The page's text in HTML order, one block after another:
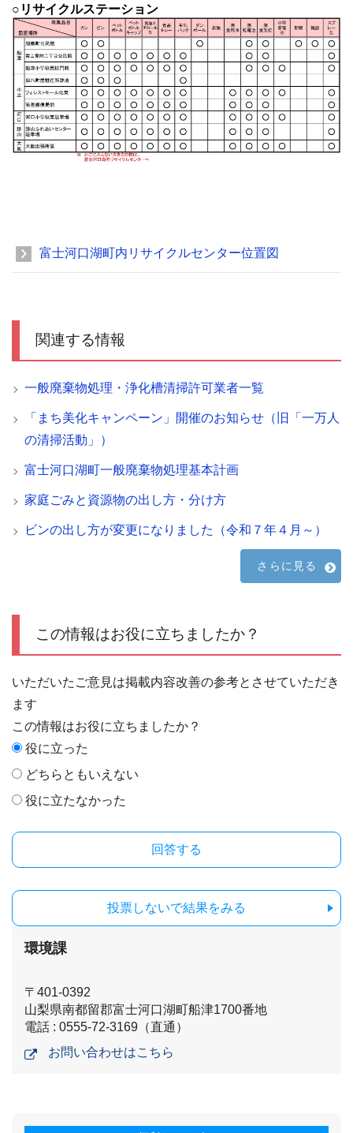
○リサイクルステーション
富士河口湖町内リサイクルセンター位置図
関連する情報
一般廃棄物処理・浄化槽清掃許可業者一覧
「まち美化キャンペーン」開催のお知らせ（旧「一万人
の清掃活動」）
富士河口湖町一般廃棄物処理基本計画
家庭ごみと資源物の出し方・分け方
ビンの出し方が変更になりました（令和７年４月～）
さらに見る
この情報はお役に立ちましたか？
いただいたご意見は掲載内容改善の参考とさせていただき
ます
この情報はお役に立ちましたか？
役に立った
どちらともいえない
役に立たなかった
投票しないで結果をみる
環境課
〒401-0392
山梨県南都留郡富士河口湖町船津1700番地
電話 : 0555-72-3169（直通）
お問い合わせはこちら